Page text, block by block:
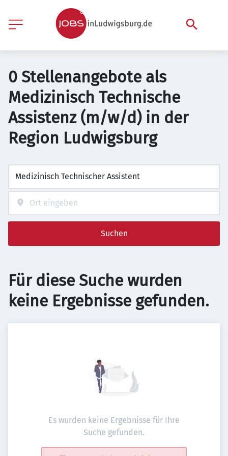
0 Stellenangebote als
Medizinisch Technische
Assistenz (m/w/d) in der
Region Ludwigsburg
Suchen
Für diese Suche wurden
keine Ergebnisse gefunden.
Es wurden keine Ergebnisse für Ihre
Suche gefunden.